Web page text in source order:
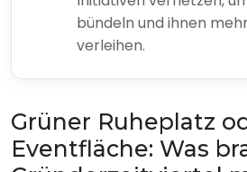
bündeln und ihnen
verleihen.
Grüner Ruheplatz
Eventfläche: Was